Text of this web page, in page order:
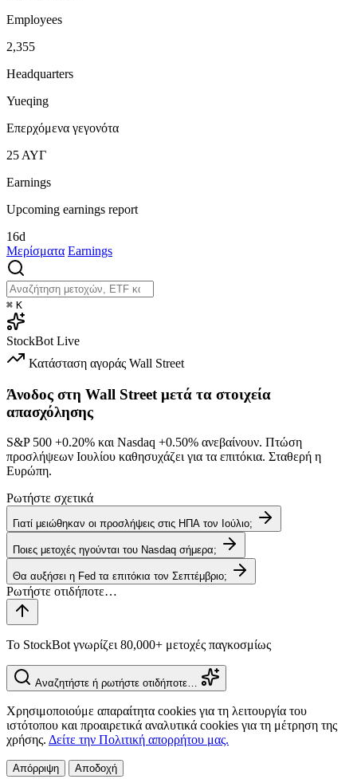
Employees
2,355
Headquarters
Yueqing
Επερχόμενα γεγονότα
25 ΑΥΓ
Earnings
Upcoming earnings report
16d
Μερίσματα Earnings
⌘ K
StockBot Live
Κατάσταση αγοράς Wall Street
Άνοδος στη Wall Street μετά τα στοιχεία
απασχόλησης
S&P 500 +0.20% και Nasdaq +0.50% ανεβαίνουν. Πτώση
προσλήψεων Ιουλίου καθησυχάζει για τα επιτόκια. Σταθερή η
Ευρώπη.
Ρωτήστε σχετικά
Γιατί μειώθηκαν οι προσλήψεις στις ΗΠΑ τον Ιούλιο;
Ποιες μετοχές ηγούνται του Nasdaq σήμερα;
Θα αυξήσει η Fed τα επιτόκια τον Σεπτέμβριο;
Το StockBot γνωρίζει 80,000+ μετοχές παγκοσμίως
Αναζητήστε ή ρωτήστε οτιδήποτε…
Χρησιμοποιούμε απαραίτητα cookies για τη λειτουργία του
ιστότοπου και προαιρετικά αναλυτικά cookies για τη μέτρηση της
χρήσης. Δείτε την Πολιτική απορρήτου μας.
Απόρριψη Αποδοχή